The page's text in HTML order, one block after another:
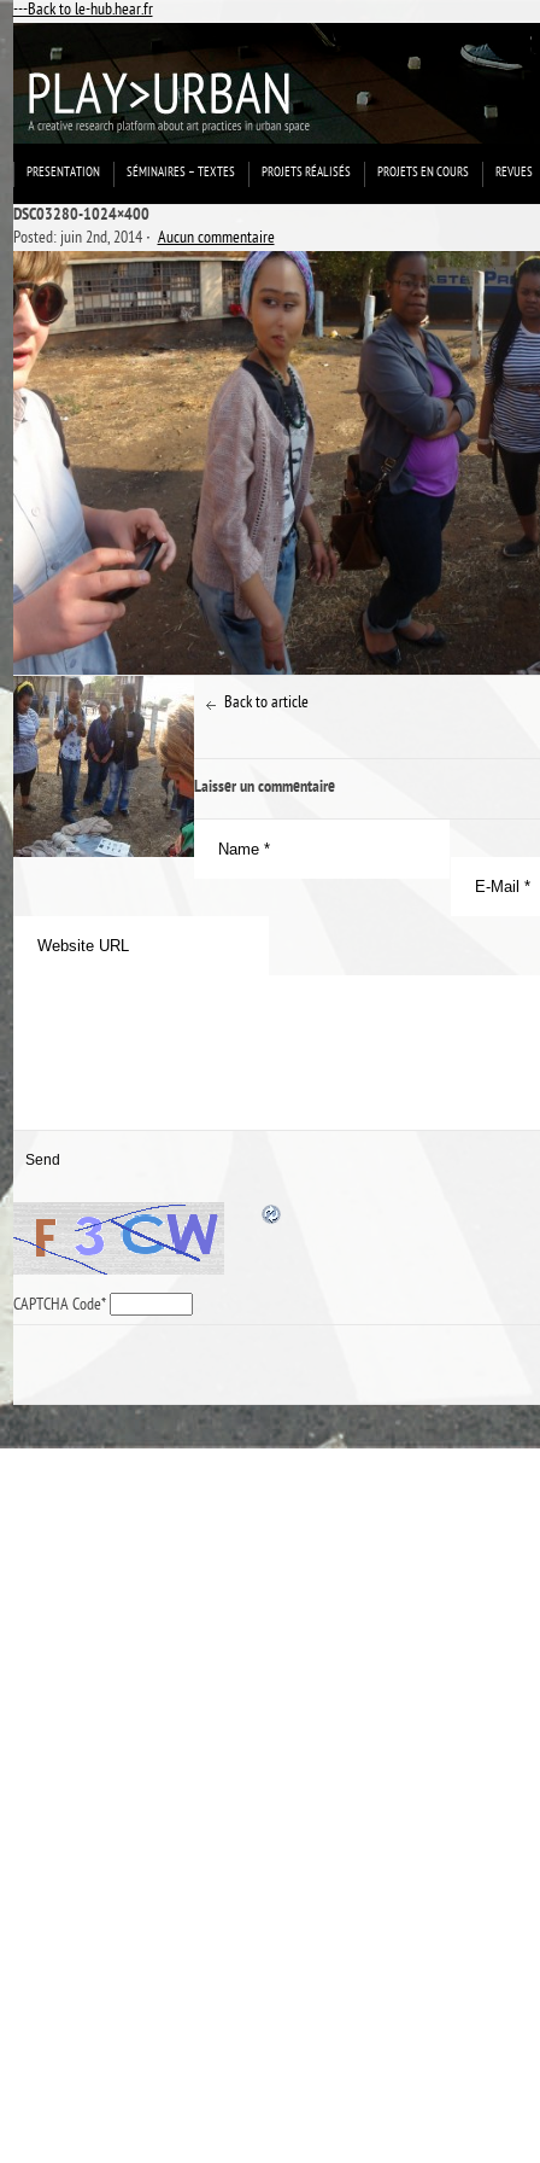
---Back to le-hub.hear.fr
PRESENTATION SÉMINAIRES – TEXTES PROJETS RÉALISÉS PROJETS EN COURS REVUES
DSC03280-1024×400
Posted: juin 2nd, 2014 ˑAucun commentaire
Back to article
Laisser un commentaire
CAPTCHA Code*